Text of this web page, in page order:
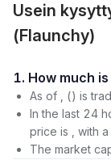
Usein
(Flaunchy)
As of , () is
In the last 24
price is , with
The market